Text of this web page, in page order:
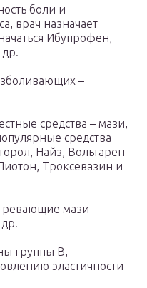
боли и
врач назначает
Ибупрофен,
–
средства – мази,
средства
Найз, Вольтарен
Троксевазин и
мази –
группы В,
эластичности